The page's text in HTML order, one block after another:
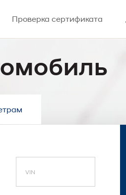
Проверка сертификата